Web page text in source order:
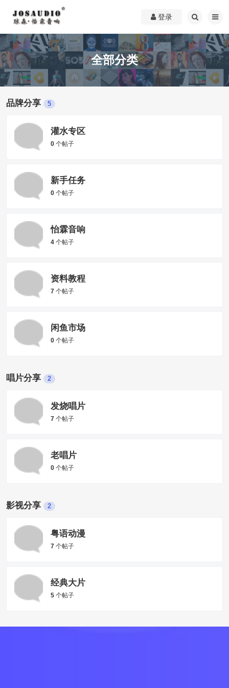
登录
全部分类
品牌分享 5
灌水专区
0 个帖子
新手任务
0 个帖子
怡霖音响
4 个帖子
资料教程
7 个帖子
闲鱼市场
0 个帖子
唱片分享 2
发烧唱片
7 个帖子
老唱片
0 个帖子
影视分享 2
粤语动漫
7 个帖子
经典大片
5 个帖子